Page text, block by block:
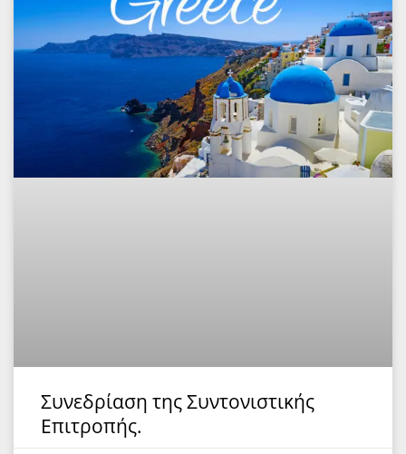
Συνεδρίαση της Συντονιστικής
Επιτροπής.